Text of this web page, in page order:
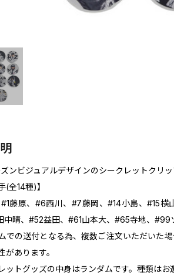
ンビジュアルデザインのシークレットクリッ
(全14種)】
藤原、#6西川、#7藤岡、#14小島、#15横
中晴、#52益田、#61山本大、#65寺地、#99
での送付となる為、複数ご注文いただいた
があります。
ットグッズの中身はランダムです。種類はお